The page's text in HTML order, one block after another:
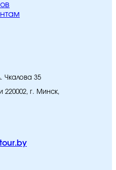
Чкалова 35
г. Минск,